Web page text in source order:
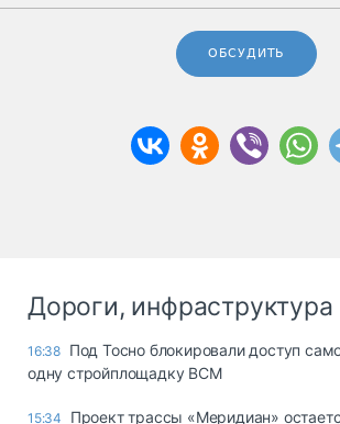
ОБСУДИТЬ
Дороги, инфраструктура
16:38 Под Тосно блокировали доступ
одну стройплощадку ВСМ
15:34
Проект трассы «Меридиан»